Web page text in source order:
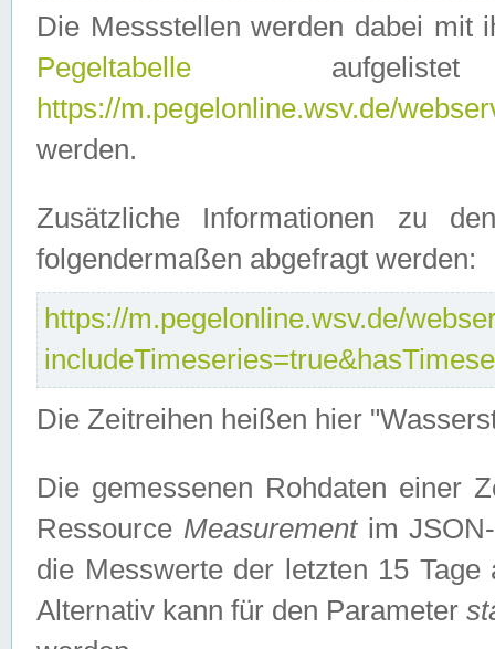
Die Messstellen werden dabei mit
Pegeltabelle
https://m.pegelonline.wsv.de/
werden.
Zusätzliche Informationen zu
folgendermaßen abgefragt werden:
https://m.pegelonline.wsv.de/
Die Zeitreihen heißen hier
Die gemessenen Rohdaten einer
Ressource Measurementim JSON-
die Messwerte der letzten 15
Alternativ kann für den Parameter